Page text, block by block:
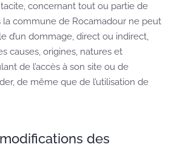
concernant tout ou partie de
la commune de Rocamadour ne peut
d’un dommage, direct ou indirect,
causes, origines, natures et
de l’accès à son site ou de
de même que de l’utilisation de
des